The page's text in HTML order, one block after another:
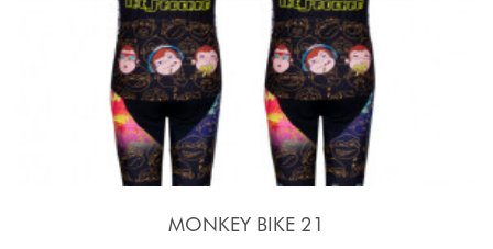
MONKEY BIKE 21